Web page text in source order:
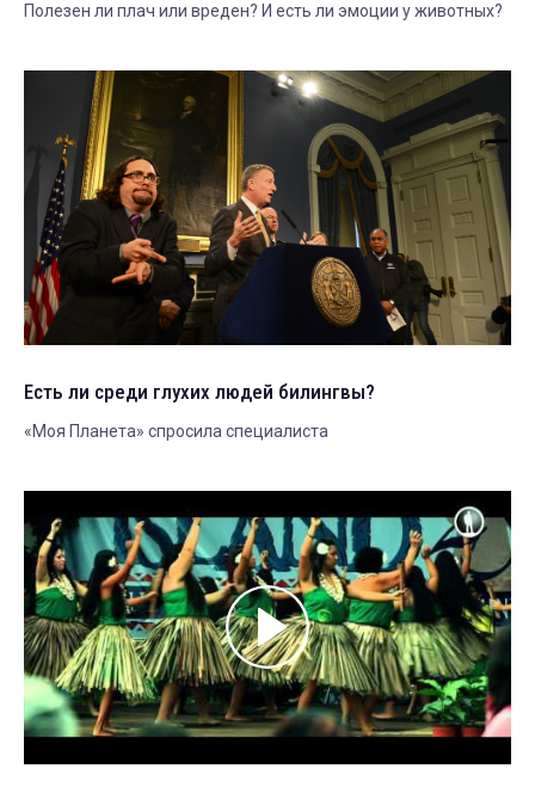
Полезен ли плач или вреден? И есть ли эмоции у животных?
Есть ли среди глухих людей билингвы?
«Моя Планета» спросила специалиста